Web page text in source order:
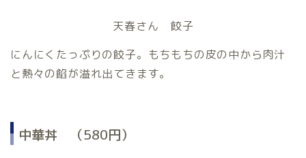
天春さん 餃子
にんにくたっぷりの餃子。もちもちの皮の中から肉汁
と熱々の餡が溢れ出てきます。
中華丼 （580円）